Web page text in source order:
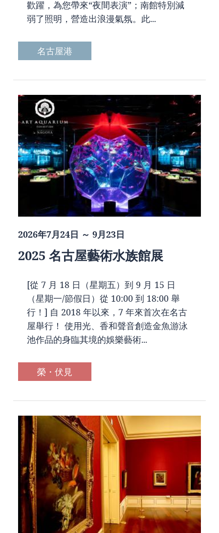
歡躍，為您帶來“夜間表演”；南館特別減
弱了照明，營造出浪漫氣氛。此...
名古屋港
2026年7月24日 ～ 9月23日
2025 名古屋藝術水族館展
[從 7 月 18 日（星期五）到 9 月 15 日
（星期一/節假日）從 10:00 到 18:00 舉
行！] 自 2018 年以來，7 年來首次在名古
屋舉行！ 使用光、香和聲音創造金魚游泳
池作品的身臨其境的娛樂藝術...
榮・伏見